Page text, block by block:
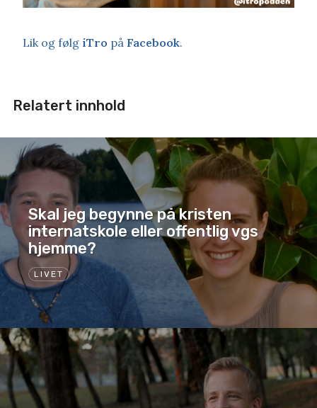
Lik og følg iTro på Facebook.
Relatert innhold
LIVET
Skal jeg begynne på kristen
internatskole eller offentlig vgs
hjemme?